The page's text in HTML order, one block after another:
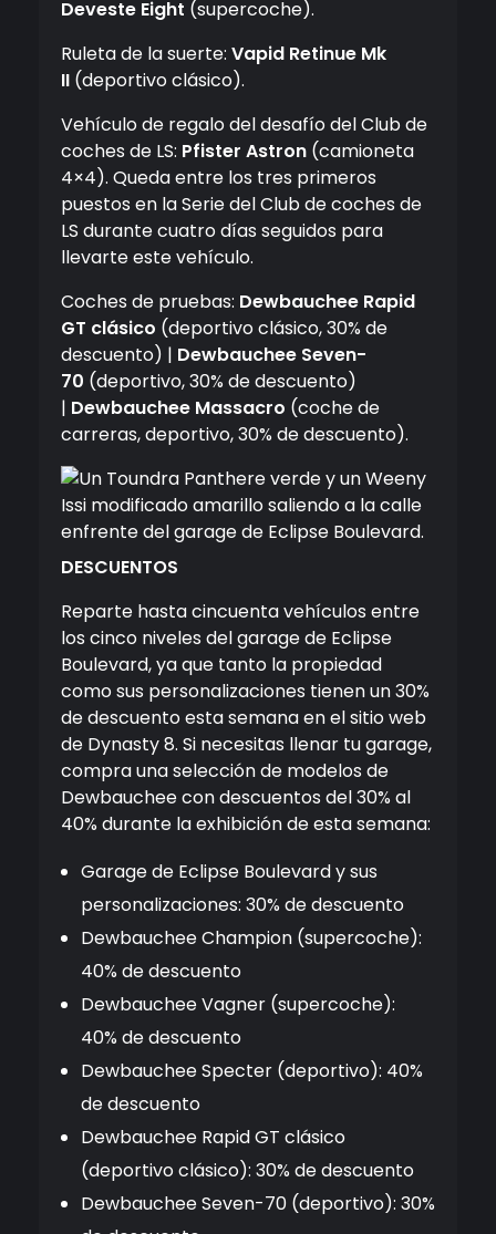
Deveste Eight (supercoche).
Ruleta de la suerte: Vapid Retinue Mk
II (deportivo clásico).
Vehículo de regalo del desafío del Club de
coches de LS: Pfister Astron (camioneta
4×4). Queda entre los tres primeros
puestos en la Serie del Club de coches de
LS durante cuatro días seguidos para
llevarte este vehículo.
Coches de pruebas: Dewbauchee Rapid
GT clásico (deportivo clásico, 30% de
descuento) | Dewbauchee Seven-
70 (deportivo, 30% de descuento)
| Dewbauchee Massacro (coche de
carreras, deportivo, 30% de descuento).
DESCUENTOS
Reparte hasta cincuenta vehículos entre
los cinco niveles del garage de Eclipse
Boulevard, ya que tanto la propiedad
como sus personalizaciones tienen un 30%
de descuento esta semana en el sitio web
de Dynasty 8. Si necesitas llenar tu garage,
compra una selección de modelos de
Dewbauchee con descuentos del 30% al
40% durante la exhibición de esta semana:
Garage de Eclipse Boulevard y sus
personalizaciones: 30% de descuento
Dewbauchee Champion (supercoche):
40% de descuento
Dewbauchee Vagner (supercoche):
40% de descuento
Dewbauchee Specter (deportivo): 40%
de descuento
Dewbauchee Rapid GT clásico
(deportivo clásico): 30% de descuento
Dewbauchee Seven-70 (deportivo): 30%